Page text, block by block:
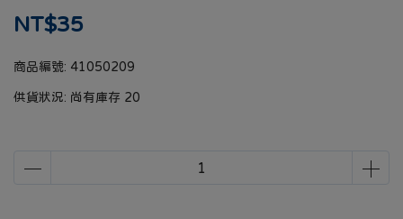
NT$35
商品編號: 41050209
供貨狀況: 尚有庫存 20